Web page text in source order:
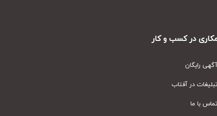
در کسب و کار
رایگان
در آفتاب
با ما